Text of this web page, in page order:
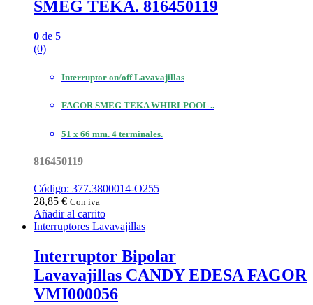
SMEG TEKA. 816450119
0 de 5
(0)
Interruptor on/off Lavavajillas
FAGOR SMEG TEKA WHIRLPOOL ..
51 x 66 mm. 4 terminales.
816450119
Código: 377.3800014-O255
28,85 € Con iva
Añadir al carrito
Interruptores Lavavajillas
Interruptor Bipolar
Lavavajillas CANDY EDESA FAGOR
VMI000056